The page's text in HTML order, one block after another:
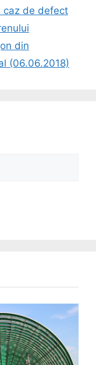
caz de defect
din
(06.06.2018)